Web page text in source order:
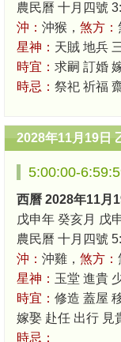
農民曆 十月四號
沖： 沖猴， 煞方：
星神： 天賊 地兵
時宜： 求嗣 訂婚
時忌： 祭祀 祈福
2028年11月19日
5:00:00-
西曆 2028年11月
戊申年 癸亥月 戊
農民曆 十月四號
沖： 沖雞， 煞方：
星神： 玉堂 進貴
時宜： 修造 蓋屋
嫁娶 赴任 出行 見
時忌：